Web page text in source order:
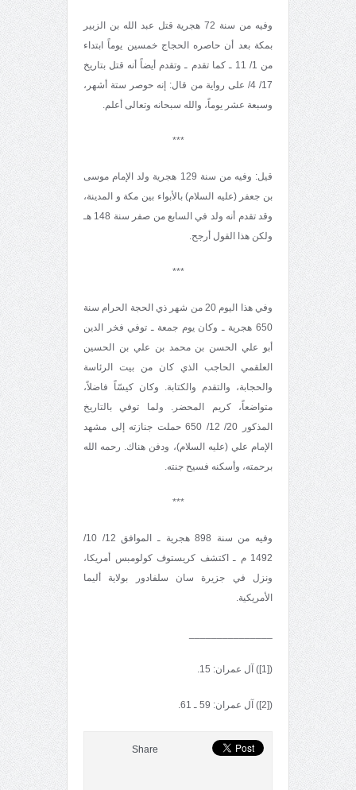
وفيه من سنة 72 هجرية قتل عبد الله بن الزبير
بمكة بعد أن حاصره الحجاج خمسين يوماً ابتداء
من 1/ 11 ـ كما تقدم ـ وتقدم أيضاً أنه قتل بتاريخ
17/ 4/ على رواية من قال: إنه حوصر ستة أشهر،
وسبعة عشر يوماً، والله سبحانه وتعالى أعلم.
***
قيل: وفيه من سنة 129 هجرية ولد الإمام موسى
بن جعفر (عليه السلام) بالأبواء بين مكة و المدينة،
وقد تقدم أنه ولد في السابع من صفر سنة 148 هـ
ولكن هذا القول أرجح.
***
وفي هذا اليوم 20 من شهر ذي الحجة الحرام سنة
650 هجرية ـ وكان يوم جمعة ـ توفي فخر الدين
أبو علي الحسن بن محمد بن علي بن الحسين
العلقمي الحاجب الذي كان من بيت الرئاسة
والحجابة، والتقدم والكتابة. وكان كيسّاً فاضلاً،
متواضعاً، كريم المحضر. ولما توفي بالتاريخ
المذكور 20/ 12/ 650 حملت جنازته إلى مشهد
الإمام علي (عليه السلام)، ودفن هناك. رحمه الله
برحمته، وأسكنه فسيح جنته.
***
وفيه من سنة 898 هجرية ـ الموافق 12/ 10/
1492 م ـ اكتشف كريستوف كولومبس أمريكا،
ونزل في جزيرة سان سلفادور بولاية أليما
الأمريكية.
([1]) آل عمران: 15.
([2]) آل عمران: 59 ـ 61.
Share